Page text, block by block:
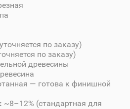
по заказу)
по заказу)
древесины
— готова к финишной
~8–12% (стандартная для